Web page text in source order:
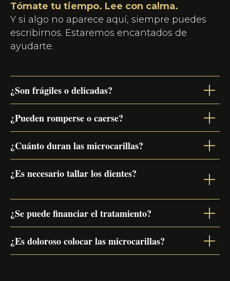
Tómate tu tiempo. Lee con calma.
Y si algo no aparece aquí, siempre puedes
escribirnos. Estaremos encantados de
ayudarte.
¿Son frágiles o delicadas?
¿Pueden romperse o caerse?
¿Cuánto duran las microcarillas?
¿Es necesario tallar los dientes?
¿Se puede financiar el tratamiento?
¿Es doloroso colocar las microcarillas?